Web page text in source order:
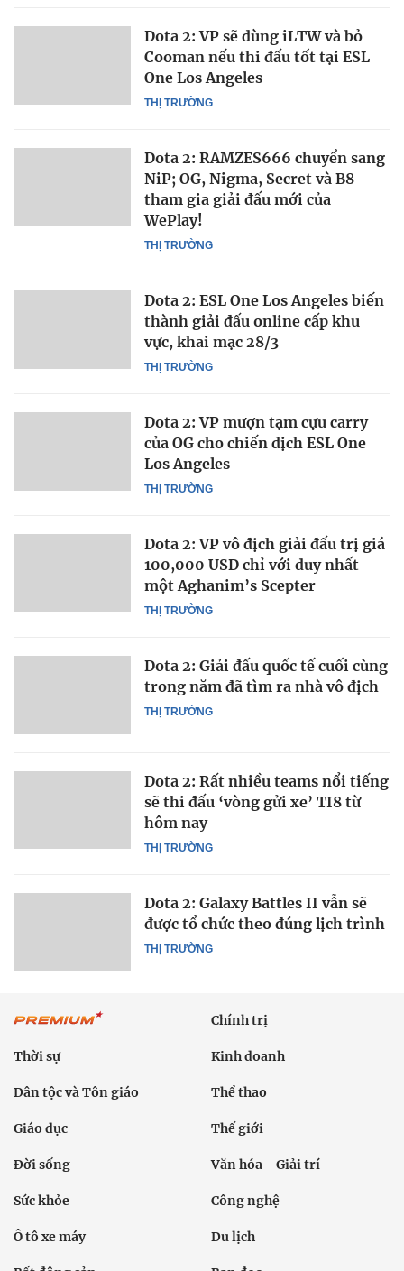
THỊ TRƯỜNG
Dota 2: VP sẽ dùng iLTW và bỏ
Cooman nếu thi đấu tốt tại ESL
One Los Angeles
THỊ TRƯỜNG
Dota 2: RAMZES666 chuyển sang
NiP; OG, Nigma, Secret và B8
tham gia giải đấu mới của
WePlay!
THỊ TRƯỜNG
Dota 2: ESL One Los Angeles biến
thành giải đấu online cấp khu
vực, khai mạc 28/3
THỊ TRƯỜNG
Dota 2: VP mượn tạm cựu carry
của OG cho chiến dịch ESL One
Los Angeles
THỊ TRƯỜNG
Dota 2: VP vô địch giải đấu trị giá
100,000 USD chỉ với duy nhất
một Aghanim’s Scepter
THỊ TRƯỜNG
Dota 2: Giải đấu quốc tế cuối cùng
trong năm đã tìm ra nhà vô địch
THỊ TRƯỜNG
Dota 2: Rất nhiều teams nổi tiếng
sẽ thi đấu ‘vòng gửi xe’ TI8 từ
hôm nay
THỊ TRƯỜNG
Dota 2: Galaxy Battles II vẫn sẽ
được tổ chức theo đúng lịch trình
Chính trị
Thời sự Kinh doanh
Dân tộc và Tôn giáo Thể thao
Giáo dục Thế giới
Đời sống Văn hóa - Giải trí
Sức khỏe Công nghệ
Ô tô xe máy Du lịch